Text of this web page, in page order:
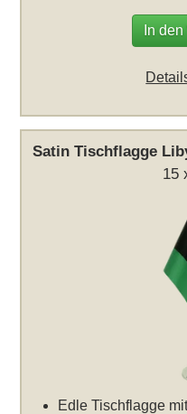
In
Satin Tischflagge
15
Edle Tischflagge